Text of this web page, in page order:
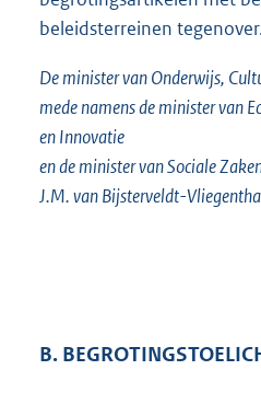
beleidsterreinen
De minister van Onderwijs,
mede namens de minister van
en Innovatie
en de minister van Sociale
J.M. van Bijsterveldt-
B.